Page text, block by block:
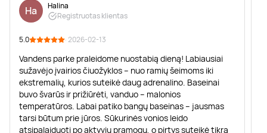
Ha
Halina
Registruotas klientas
5.0 · 2026-02-13
Vandens parke praleidome nuostabią dieną! Labiausiai
sužavėjo įvairios čiuožyklos – nuo ramių šeimoms iki
ekstremalių, kurios suteikė daug adrenalino. Baseinai
buvo švarūs ir prižiūrėti, vanduo – malonios
temperatūros. Labai patiko bangų baseinas – jausmas
tarsi būtum prie jūros. Sūkurinės vonios leido
atsipalaiduoti po aktyvių pramogų, o pirtys suteikė tikrą